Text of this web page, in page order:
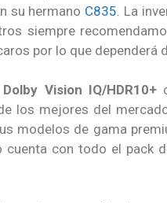
su hermano C835. La
siempre
por lo que dependerá
Dolby Vision IQ/HDR10+
los mejores del
modelos de gama
cuenta con todo el pack